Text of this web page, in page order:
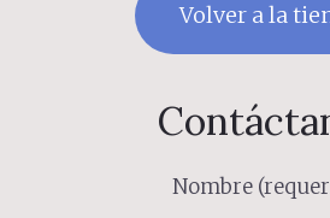
Volver a la
Nombre